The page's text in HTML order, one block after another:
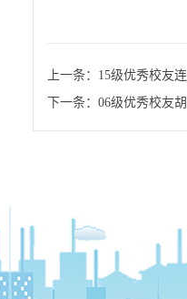
上一条： 15级优秀校友
下一条： 06级优秀校友